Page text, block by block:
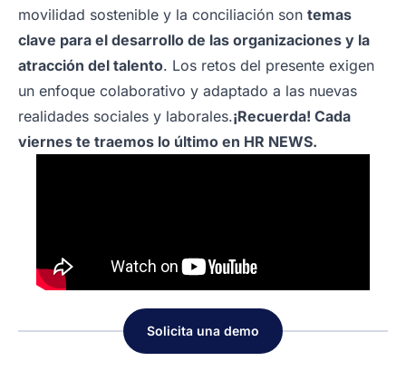
movilidad sostenible y la conciliación son temas
clave para el desarrollo de las organizaciones y la
atracción del talento. Los retos del presente exigen
un enfoque colaborativo y adaptado a las nuevas
realidades sociales y laborales.¡Recuerda! Cada
viernes te traemos lo último en HR NEWS.
Solicita una demo